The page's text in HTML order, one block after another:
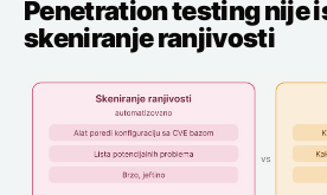
Penetration testing nije
skeniranje ranjivosti